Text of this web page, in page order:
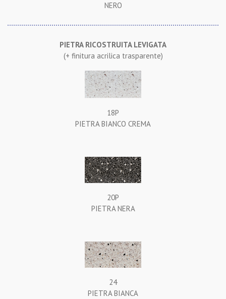
NERO
PIETRA RICOSTRUITA LEVIGATA
(+ finitura acrilica trasparente)
18P
PIETRA BIANCO CREMA
20P
PIETRA NERA
24
PIETRA BIANCA